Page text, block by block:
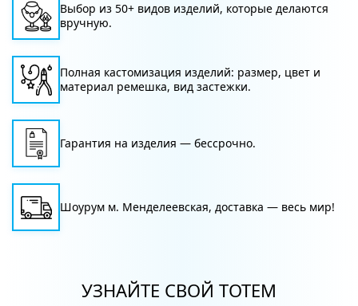
Выбор из 50+ видов изделий, которые делаются
вручную.
Полная кастомизация изделий: размер, цвет и
материал ремешка, вид застежки.
Гарантия на изделия — бессрочно.
Шоурум м. Менделеевская, доставка — весь мир!
УЗНАЙТЕ СВОЙ ТОТЕМ